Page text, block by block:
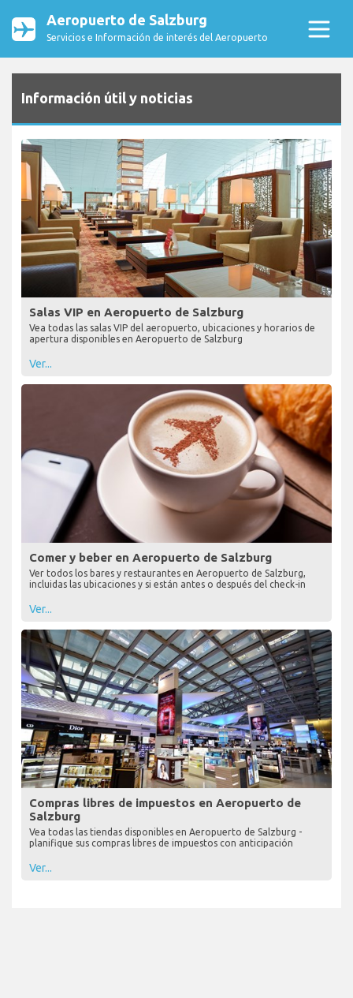
Aeropuerto de Salzburg
Servicios e Información de interés del Aeropuerto
Información útil y noticias
Salas VIP en Aeropuerto de Salzburg
Vea todas las salas VIP del aeropuerto, ubicaciones y horarios de
apertura disponibles en Aeropuerto de Salzburg
Ver...
Comer y beber en Aeropuerto de Salzburg
Ver todos los bares y restaurantes en Aeropuerto de Salzburg,
incluidas las ubicaciones y si están antes o después del check-in
Ver...
Compras libres de impuestos en Aeropuerto de
Salzburg
Vea todas las tiendas disponibles en Aeropuerto de Salzburg -
planifique sus compras libres de impuestos con anticipación
Ver...